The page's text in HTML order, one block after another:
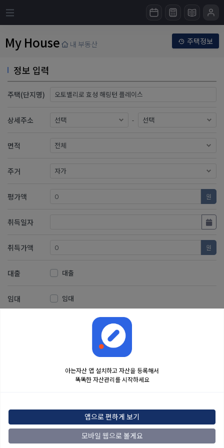
My House 내 부동산 주택정보
정보 입력
주택(단지명)
상세주소 -
면적
주거
평가액 원
취득일자
취득가액 원
대출 대출
임대 임대
저장 취소
아는자산 앱 설치하고 자산을 등록해서
똑똑한 자산관리를 시작하세요
앱으로 편하게 보기
모바일 웹으로 볼게요
수 있습니다. 본 정보는 일반적인 시장 정보 제공을 위한 것이며 투자 권유 또는 자문에
해당하지 않습니다. 해당 정보로 인한 투자 결과에 법적인 책임을 지지 않으며, 투자
결정 및 책임은 전적으로 이용자에게 있습니다.